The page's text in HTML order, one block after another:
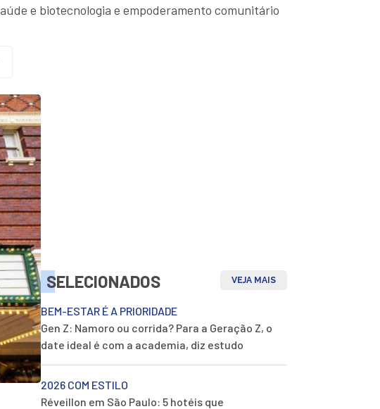
e biotecnologia e empoderamento comunitário
SELECIONADOS VEJA MAIS
BEM-ESTAR É A PRIORIDADE
Gen Z: Namoro ou corrida? Para a Geração Z, o
date ideal é com a academia, diz estudo
2026 COM ESTILO
Réveillon em São Paulo: 5 hotéis que